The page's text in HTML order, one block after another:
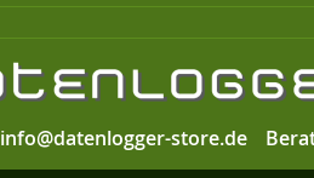
info@datenlogger-store.de